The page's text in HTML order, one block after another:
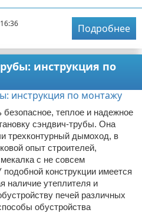
Подробнее
инструкция по
теплое и надежное
сэндвич-трубы. Она
трехконтурный дымоход, в
опыт строителей,
с не совсем
конструкции имеется
наличие утеплителя и
печей различных
обустройства